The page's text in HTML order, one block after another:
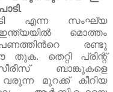
എന്ന സംഘ്യ
മൊത്തം
രണ്ടു
തെറ്റി പ്രിന്റ്‌
ബാങ്കുകളെ
വരുന്ന മുറക്ക് കീറിയ